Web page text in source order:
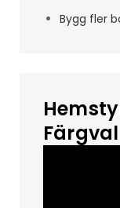
Bygg fler
Färgval